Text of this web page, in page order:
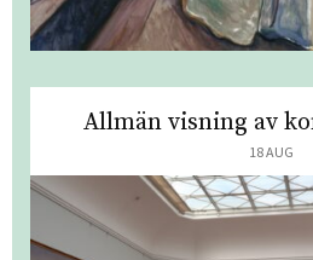
Allmän visning av
18 AUG